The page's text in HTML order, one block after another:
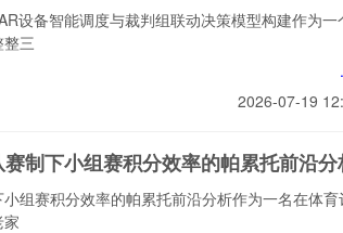
设备智能调度与裁判组联动决策模型构建作为一
三
2026-07-19
制下小组赛积分效率的帕累托前沿分
组赛积分效率的帕累托前沿分析作为一名在体育